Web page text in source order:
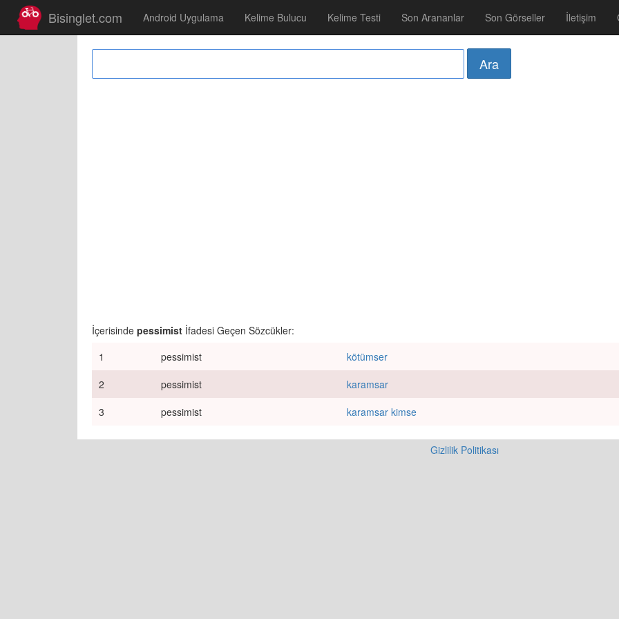
Bisinglet.com Android Uygulama Kelime Bulucu Kelime Testi Son Arananlar Son Görseller İletişim
İçerisinde pessimist İfadesi Geçen Sözcükler:
1
pessimist
kötümser
2
pessimist
karamsar
3
pessimist karamsar kimse
Gizlilik Politikası